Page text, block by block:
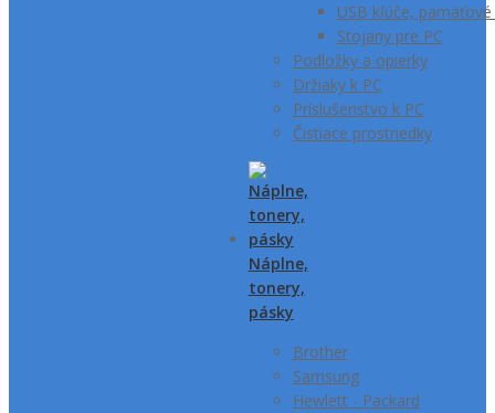
USB kľúče,
Stojany pre PC
Podložky a opierky
Držiaky k PC
Príslušenstvo k PC
Čistiace prostriedky
Náplne,
tonery,
pásky
Brother
Samsung
Hewlett - Packard